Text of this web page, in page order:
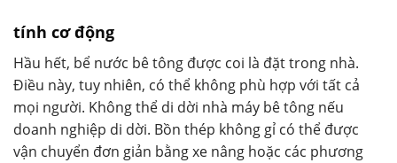
tính cơ động
Hầu hết, bể nước bê tông được coi là đặt trong nhà.
Điều này, tuy nhiên, có thể không phù hợp với tất cả
mọi người. Không thể di dời nhà máy bê tông nếu
doanh nghiệp di dời. Bồn thép không gỉ có thể được
vận chuyển đơn giản bằng xe nâng hoặc các phương